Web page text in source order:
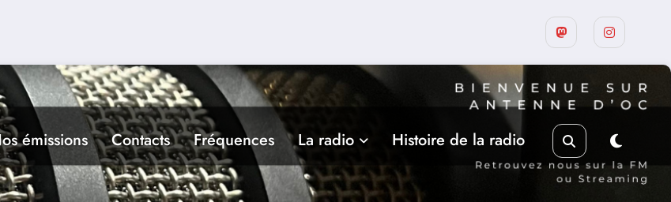
émissions Contacts Fréquences La radio Histoire de la radio